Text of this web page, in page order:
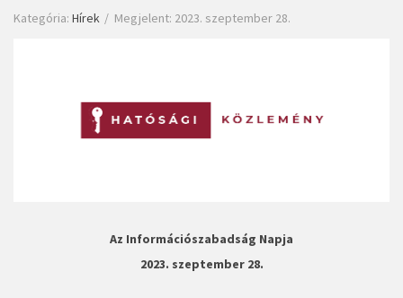
Kategória: Hírek Megjelent: 2023. szeptember 28.
Az Információszabadság Napja
2023. szeptember 28.